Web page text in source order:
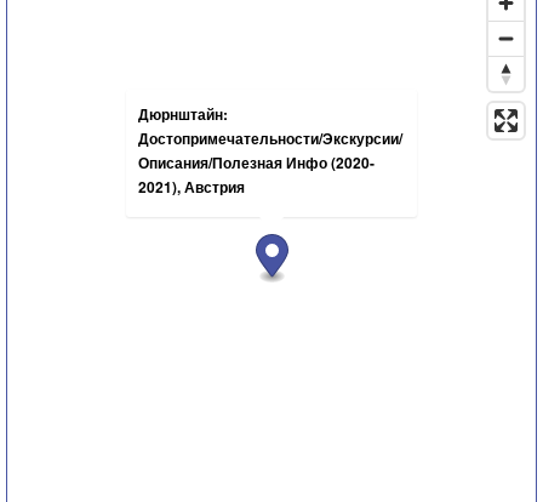
Дюрнштайн:
Достопримечательности/Экскурсии/
Описания/Полезная Инфо (2020-
2021), Австрия